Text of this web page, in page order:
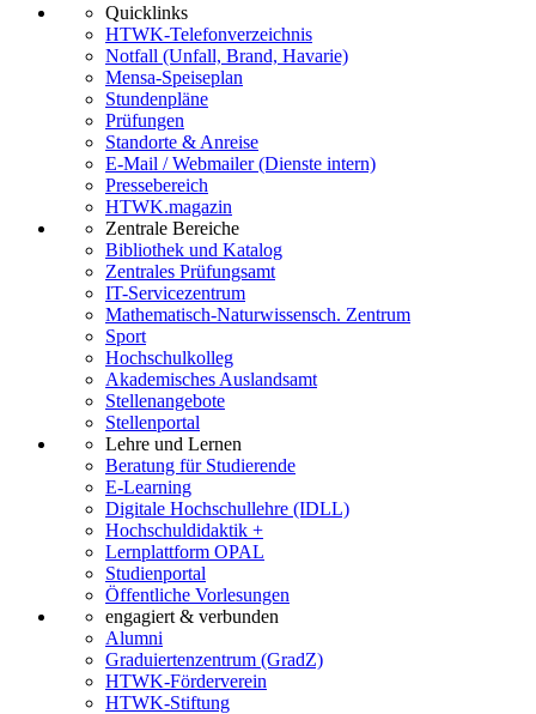
Quicklinks
HTWK-Telefonverzeichnis
Notfall (Unfall, Brand, Havarie)
Mensa-Speiseplan
Stundenpläne
Prüfungen
Standorte & Anreise
E-Mail / Webmailer (Dienste intern)
Pressebereich
HTWK.magazin
Zentrale Bereiche
Bibliothek und Katalog
Zentrales Prüfungsamt
IT-Servicezentrum
Mathematisch-Naturwissensch. Zentrum
Sport
Hochschulkolleg
Akademisches Auslandsamt
Stellenangebote
Stellenportal
Lehre und Lernen
Beratung für Studierende
E-Learning
Digitale Hochschullehre (IDLL)
Hochschuldidaktik +
Lernplattform OPAL
Studienportal
Öffentliche Vorlesungen
engagiert & verbunden
Alumni
Graduiertenzentrum (GradZ)
HTWK-Förderverein
HTWK-Stiftung